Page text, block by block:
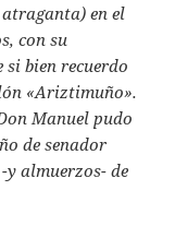
atraganta) en el
con su
si bien recuerdo
«Ariztimuño».
Manuel pudo
de senador
y almuerzos- de